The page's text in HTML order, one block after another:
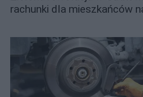
rachunki dla mieszkańców